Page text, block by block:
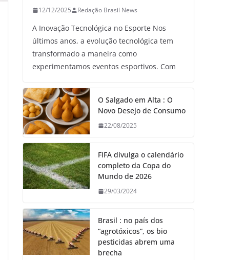
12/12/2025 Redação Brasil News
A Inovação Tecnológica no Esporte Nos
últimos anos, a evolução tecnológica tem
transformado a maneira como
experimentamos eventos esportivos. Com
O Salgado em Alta : O
Novo Desejo de Consumo
22/08/2025
FIFA divulga o calendário
completo da Copa do
Mundo de 2026
29/03/2024
Brasil : no país dos
“agrotóxicos”, os bio
pesticidas abrem uma
brecha